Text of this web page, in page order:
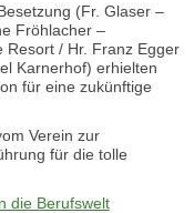
(Fr. Glaser –
Fröhlacher –
Resort / Hr. Franz Egger
Karnerhof) erhielten
für eine zukünftige
Verein zur
für die tolle
die Berufswelt